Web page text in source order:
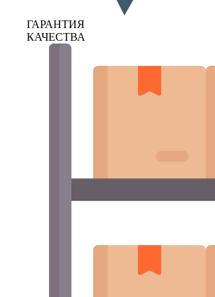
ГАРАНТИЯ
КАЧЕСТВА